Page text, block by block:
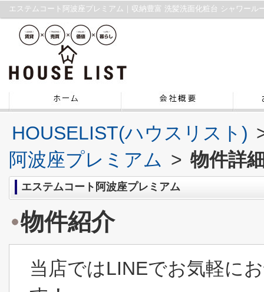
HOUSELIST(ハウスリスト)
阿波座プレミアム > 物件詳
エステムコート阿波座プレミアム
物件紹介
当店ではLINEでお気軽に